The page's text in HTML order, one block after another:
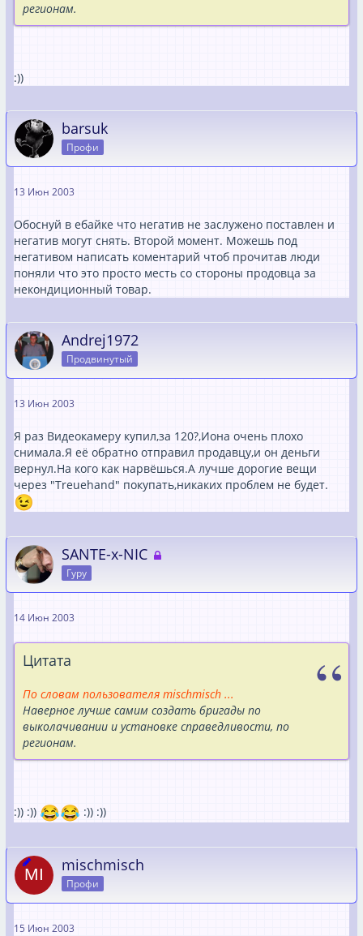
регионам.
:))
barsuk
Профи
13 Июн 2003
Обоснуй в ебайке что негатив не заслужено поставлен и
негатив могут снять. Второй момент. Можешь под
негативом написать коментарий чтоб прочитав люди
поняли что это просто месть со стороны продовца за
некондиционный товар.
Andrej1972
Продвинутый
13 Июн 2003
Я раз Видеокамеру купил,за 120?,Иона очень плохо
снимала.Я её обратно отправил продавцу,и он деньги
вернул.На кого как нарвёшься.А лучше дорогие вещи
через "Treuehand" покупать,никаких проблем не будет.
SANTE-x-NIC
Гуру
14 Июн 2003
Цитата
По словам пользователя mischmisch ...
Наверное лучше самим создать бригады по
выколачивании и установке справедливости, по
регионам.
:)) :)) :)) :))
mischmisch
Профи
15 Июн 2003